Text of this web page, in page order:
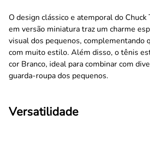
O design clássico e atemporal do
em versão miniatura traz um charme
visual dos pequenos, complementando
com muito estilo. Além disso, o tênis
cor Branco, ideal para combinar com
guarda-roupa dos pequenos.
Versatilidade